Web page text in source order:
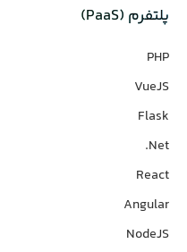
پلتفرم (PaaS)
PHP
VueJS
Flask
Net.
React
Angular
NodeJS